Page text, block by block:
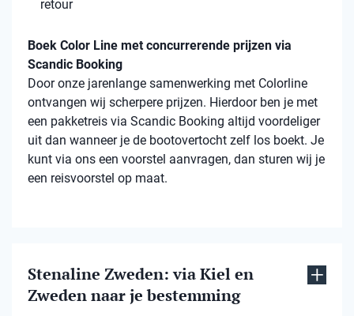
retour
Boek Color Line met concurrerende prijzen via
Scandic Booking
Door onze jarenlange samenwerking met Colorline
ontvangen wij scherpere prijzen. Hierdoor ben je met
een pakketreis via Scandic Booking altijd voordeliger
uit dan wanneer je de bootovertocht zelf los boekt. Je
kunt via ons een voorstel aanvragen, dan sturen wij je
een reisvoorstel op maat.
Stenaline Zweden: via Kiel en
Zweden naar je bestemming